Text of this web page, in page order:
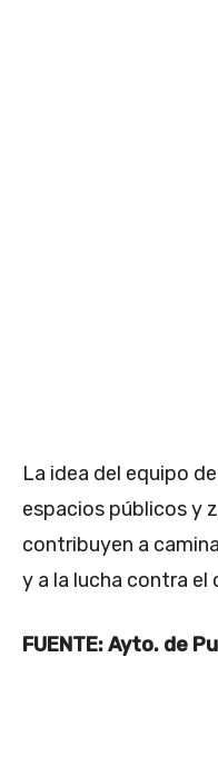
La idea del equipo
espacios públicos y
contribuyen a
y a la lucha contra el
FUENTE: Ayto. de